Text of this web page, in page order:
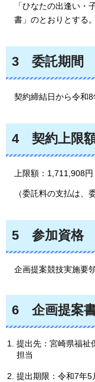
「ひなたの出逢い・
書」のとおりとする。
3 委託期間
契約締結日から令和8
4 契約上限
上限額：1,711,908
（委託料の支払は、
5 参加資格
企画提案競技実施要
6 企画提案
提出先：宮崎県福祉
担当
提出期限：令和7年